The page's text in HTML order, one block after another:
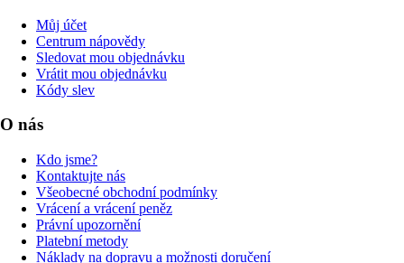
Můj účet
Centrum nápovědy
Sledovat mou objednávku
Vrátit mou objednávku
Kódy slev
O nás
Kdo jsme?
Kontaktujte nás
Všeobecné obchodní podmínky
Vrácení a vrácení peněz
Právní upozornění
Platební metody
Náklady na dopravu a možnosti doručení